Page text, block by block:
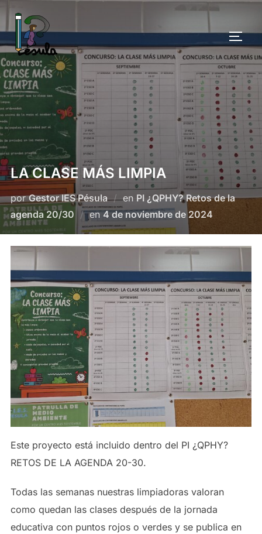
contenido
LA CLASE MÁS LIMPIA
porGestor IES Pésula en PI ¿QPHY? Retos de la
agenda 20/30
enPublicado
el
4 de noviembre de 2024
Este proyecto está incluido dentro del PI ¿QPHY?
RETOS DE LA AGENDA 20-30.
Todas las semanas nuestras limpiadoras valoran
como quedan las clases después de la jornada
educativa con puntos rojos o verdes y se publica en